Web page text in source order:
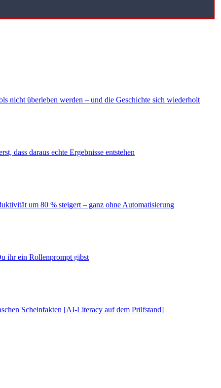
nicht überleben werden – und die Geschichte sich wiederholt
dass daraus echte Ergebnisse entstehen
um 80 % steigert – ganz ohne Automatisierung
ihr ein Rollenprompt gibst
Scheinfakten [AI-Literacy auf dem Prüfstand]